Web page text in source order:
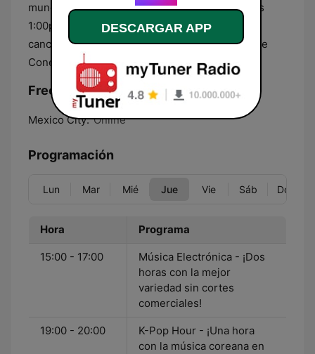
mundo, con la mejor variedad musical. Sábados
1:00pm MX: Ranking House: Las 30 mejores
canciones de la semana. Una Estación Online de
Conecta Radio.
Frecuencias House Radio MX:
Mexico City: Online
Programación
Lun Mar Mié Jue Vie Sáb Dom
Hora Programa
15:00 - 17:00
Música Electrónica - ¡Dos
horas con la mejor
variedad sin cortes
comerciales!
19:00 - 20:00
K-Pop Hour - ¡Una hora
con la música coreana en
DESCARGAR APP